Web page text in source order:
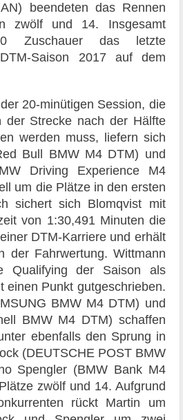
beendeten das Rennen
zwölf und 14. Insgesamt
Zuschauer das letzte
Saison 2017 auf dem
20-minütigen Session, die
der Strecke nach der Hälfte
werden muss, liefern sich
Bull BMW M4 DTM) und
Driving Experience M4
um die Plätze in den ersten
sichert sich Blomqvist mit
von 1:30,491 Minuten die
DTM-Karriere und erhält
der Fahrwertung. Wittmann
Qualifying der Saison als
einen Punkt gutgeschrieben.
BMW M4 DTM) und
BMW M4 DTM) schaffen
ebenfalls den Sprung in
(DEUTSCHE POST BMW
Spengler (BMW Bank M4
zwölf und 14. Aufgrund
rückt Martin um